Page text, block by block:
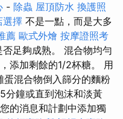
- 除蟲 屋頂防水 換護照
選擇 不是一點，而是大多
薦 歐式外燴 按摩證照考
足夠成熟。 混合物均勻
添加剩餘的1/2杯糖。 用
蛋混合物倒入篩分的麵粉
分鐘或直到泡沫和淡黃
的消息和計劃中添加獨